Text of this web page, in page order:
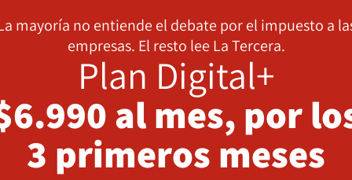
mayoría no entiende el debate por el impuesto a
empresas. El resto lee La Tercera.
Plan Digital+
al mes, por
3 primeros meses